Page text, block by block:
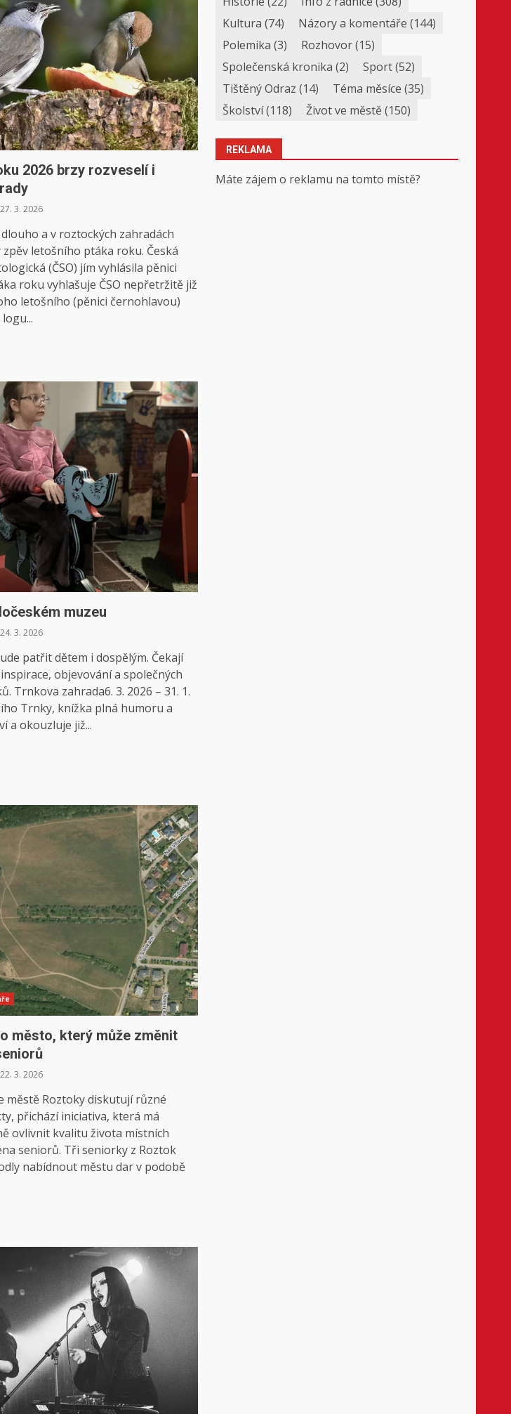
2026 brzy rozveselí i
27. 3. 2026
a v roztockých zahradách
letošního ptáka roku. Česká
(ČSO) jím vyhlásila pěnici
roku vyhlašuje ČSO nepřetržitě již
letošního (pěnici černohlavou)
muzeu
24. 3. 2026
patřit dětem i dospělým. Čekají
objevování a společných
Trnkova zahrada6. 3. 2026 – 31. 1.
Trnky, knížka plná humoru a
a okouzluje již...
město, který může změnit
22. 3. 2026
městě Roztoky diskutují různé
přichází iniciativa, která má
ovlivnit kvalitu života místních
seniorů. Tři seniorky z Roztok
nabídnout městu dar v podobě
Kultura (74) Názory a komentáře (144)
Polemika (3) Rozhovor(15)
Společenská kronika (2) Sport(52)
Tištěný Odraz (14) Téma měsíce (35)
Školství(118) Život ve městě(150)
REKLAMA
Máte zájem o reklamu na tomto místě?